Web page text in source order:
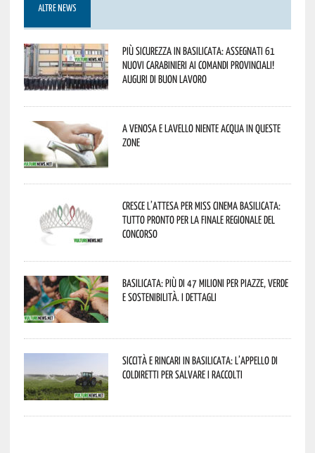
ALTRE NEWS
Più sicurezza in Basilicata: assegnati 61
nuovi Carabinieri ai Comandi provinciali!
Auguri di buon lavoro
A Venosa e Lavello niente acqua in queste
zone
Cresce l’attesa per Miss Cinema Basilicata:
tutto pronto per la finale regionale del
concorso
Basilicata: più di 47 milioni per piazze, verde
e sostenibilità. I dettagli
Siccità e rincari in Basilicata: l’appello di
Coldiretti per salvare i raccolti